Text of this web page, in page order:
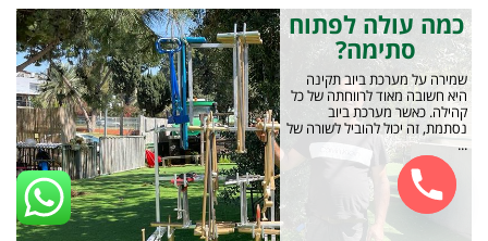
כמה עולה לפתוח
סתימה?
שמירה על מערכת ביוב תקינה
היא חשובה מאוד לרווחתה של כל
קהילה. כאשר מערכת ביוב
נסתמת, זה יכול להוביל לשורה של
...